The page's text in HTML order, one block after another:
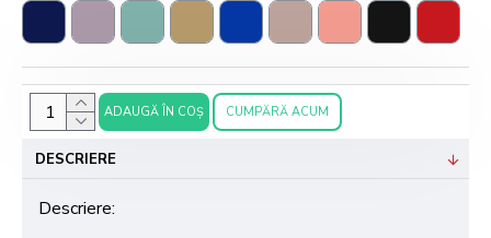
ADAUGĂ ÎN COŞ CUMPĂRĂ ACUM
DESCRIERE
Descriere: